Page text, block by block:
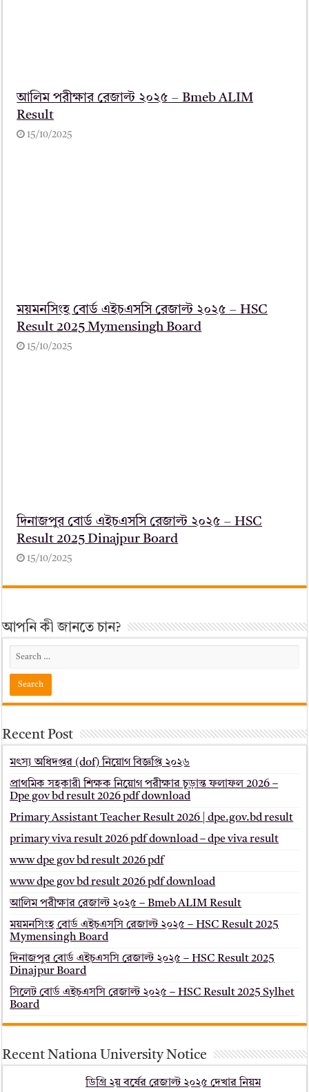
আলিম পরীক্ষার রেজাল্ট ২০২৫ – Bmeb ALIM
Result
15/10/2025
ময়মনসিংহ বোর্ড এইচএসসি রেজাল্ট ২০২৫ – HSC
Result 2025 Mymensingh Board
15/10/2025
দিনাজপুর বোর্ড এইচএসসি রেজাল্ট ২০২৫ – HSC
Result 2025 Dinajpur Board
15/10/2025
আপনি কী জানতে চান?
Recent Post
মৎস্য অধিদপ্তর (dof) নিয়োগ বিজ্ঞপ্তি ২০২৬
প্রাথমিক সহকারী শিক্ষক নিয়োগ পরীক্ষার চূড়ান্ত ফলাফল 2026 –
Dpe gov bd result 2026 pdf download
Primary Assistant Teacher Result 2026 | dpe.gov.bd result
primary viva result 2026 pdf download – dpe viva result
www dpe gov bd result 2026 pdf
www dpe gov bd result 2026 pdf download
আলিম পরীক্ষার রেজাল্ট ২০২৫ – Bmeb ALIM Result
ময়মনসিংহ বোর্ড এইচএসসি রেজাল্ট ২০২৫ – HSC Result 2025
Mymensingh Board
দিনাজপুর বোর্ড এইচএসসি রেজাল্ট ২০২৫ – HSC Result 2025
Dinajpur Board
সিলেট বোর্ড এইচএসসি রেজাল্ট ২০২৫ – HSC Result 2025 Sylhet
Board
Recent Nationa University Notice
ডিগ্রি ২য় বর্ষের রেজাল্ট ২০২৫ দেখার নিয়ম